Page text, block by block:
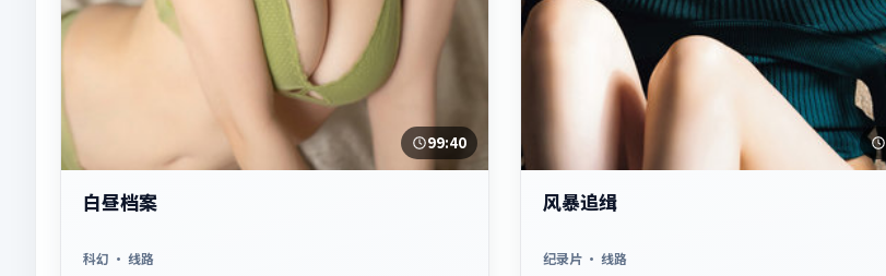
99:40
白昼档案
科幻 · 线路
风暴追缉
纪录片· 线路